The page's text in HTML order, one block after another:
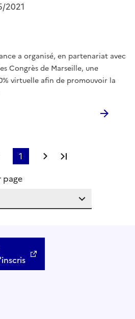
a organisé, en partenariat avec
Congrès de Marseille, une
virtuelle afin de promouvoir la
2021
page
Page précédente
1 Page suivante
page